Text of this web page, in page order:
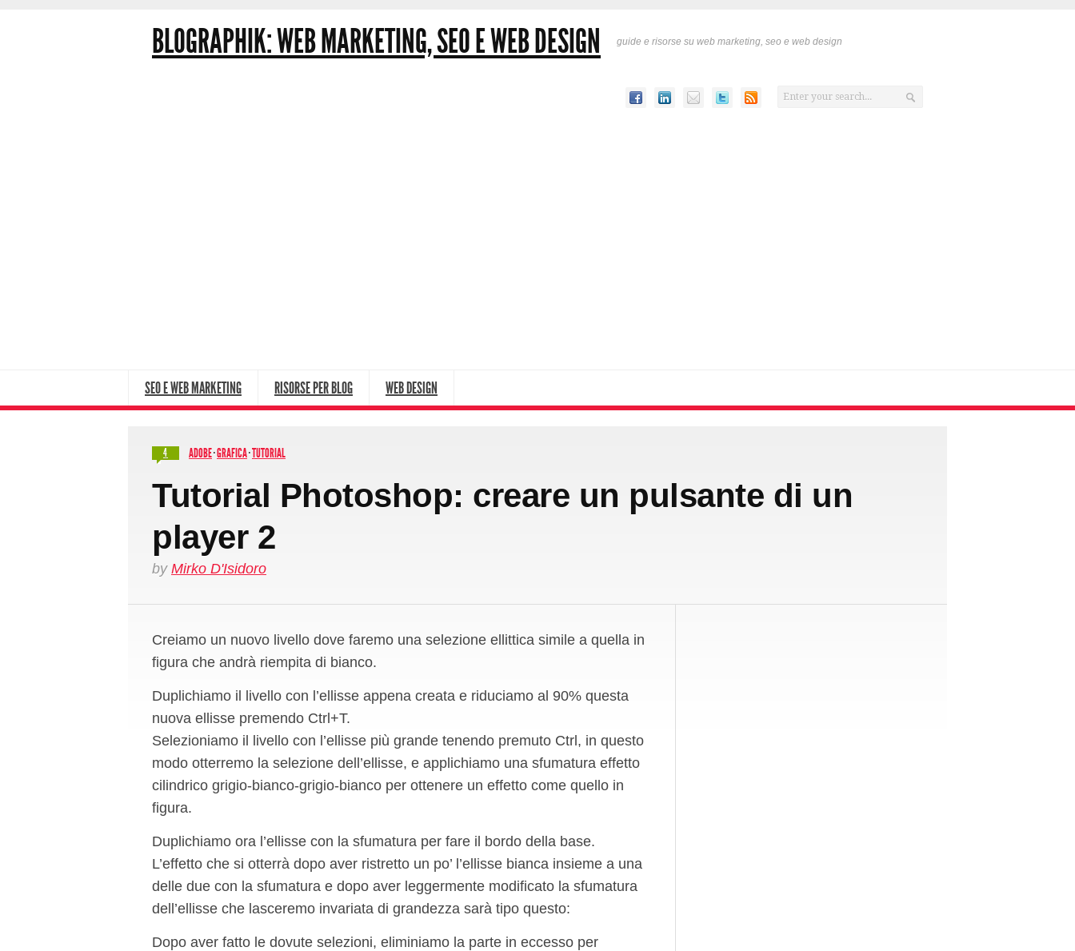
BLOGRAPHIK: WEB MARKETING, SEO E WEB DESIGN guide e risorse su web marketing, seo e web design
SEO E WEB MARKETING RISORSE PER BLOG WEB DESIGN
4 ADOBE·GRAFICA·TUTORIAL
Tutorial Photoshop: creare un pulsante di un
player 2
by Mirko D'Isidoro
Creiamo un nuovo livello dove faremo una selezione ellittica simile a quella in
figura che andrà riempita di bianco.
Duplichiamo il livello con l’ellisse appena creata e riduciamo al 90% questa
nuova ellisse premendo Ctrl+T.
Selezioniamo il livello con l’ellisse più grande tenendo premuto Ctrl, in questo
modo otterremo la selezione dell’ellisse, e applichiamo una sfumatura effetto
cilindrico grigio-bianco-grigio-bianco per ottenere un effetto come quello in
figura.
Duplichiamo ora l’ellisse con la sfumatura per fare il bordo della base.
L’effetto che si otterrà dopo aver ristretto un po’ l’ellisse bianca insieme a una
delle due con la sfumatura e dopo aver leggermente modificato la sfumatura
dell’ellisse che lasceremo invariata di grandezza sarà tipo questo:
Dopo aver fatto le dovute selezioni, eliminiamo la parte in eccesso per